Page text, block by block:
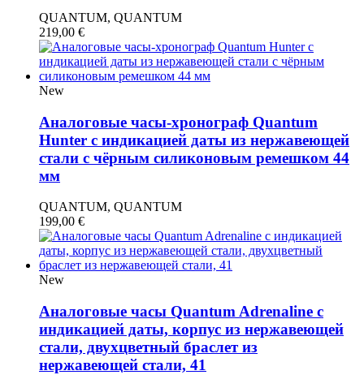
QUANTUM, QUANTUM
219,00 €
New
Аналоговые часы-хронограф Quantum
Hunter с индикацией даты из нержавеющей
стали с чёрным силиконовым ремешком 44
мм
QUANTUM, QUANTUM
199,00 €
New
Аналоговые часы Quantum Adrenaline с
индикацией даты, корпус из нержавеющей
стали, двухцветный браслет из
нержавеющей стали, 41